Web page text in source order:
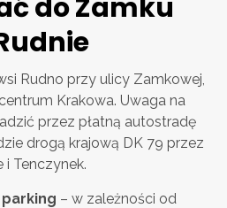
do Zamku
Rudno przy ulicy Zamkowej,
Krakowa. Uwaga na
przez płatną autostradę
drogą krajową DK 79 przez
i Tenczynek.
parking – w zależności od